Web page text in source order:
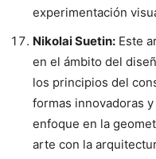
experimentación
Nikolai Suetin: Este
en el ámbito del
los principios del
formas innovadoras
enfoque en la
arte con la